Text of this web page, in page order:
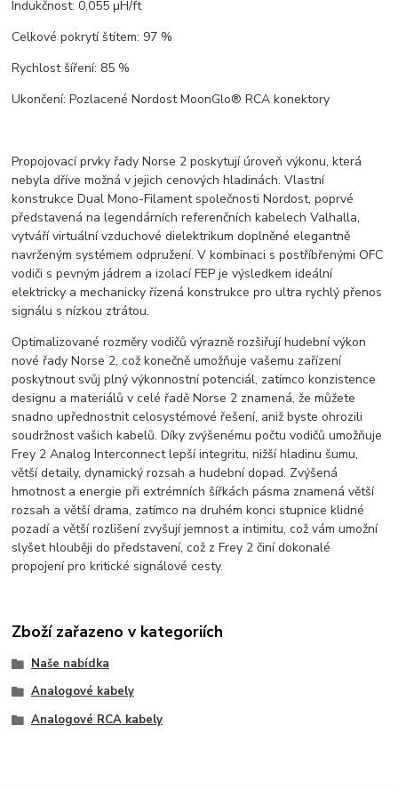
Indukčnost: 0,055 μH/ft
Celkové pokrytí štítem: 97 %
Rychlost šíření: 85 %
Ukončení: Pozlacené Nordost MoonGlo® RCA konektory
Propojovací prvky řady Norse 2 poskytují úroveň výkonu, která
nebyla dříve možná v jejich cenových hladinách. Vlastní
konstrukce Dual Mono-Filament společnosti Nordost, poprvé
představená na legendárních referenčních kabelech Valhalla,
vytváří virtuální vzduchové dielektrikum doplněné elegantně
navrženým systémem odpružení. V kombinaci s postříbřenými OFC
vodiči s pevným jádrem a izolací FEP je výsledkem ideální
elektricky a mechanicky řízená konstrukce pro ultra rychlý přenos
signálu s nízkou ztrátou.
Optimalizované rozměry vodičů výrazně rozšiřují hudební výkon
nové řady Norse 2, což konečně umožňuje vašemu zařízení
poskytnout svůj plný výkonnostní potenciál, zatímco konzistence
designu a materiálů v celé řadě Norse 2 znamená, že můžete
snadno upřednostnit celosystémové řešení, aniž byste ohrozili
soudržnost vašich kabelů. Díky zvýšenému počtu vodičů umožňuje
Frey 2 Analog Interconnect lepší integritu, nižší hladinu šumu,
větší detaily, dynamický rozsah a hudební dopad. Zvýšená
hmotnost a energie při extrémních šířkách pásma znamená větší
rozsah a větší drama, zatímco na druhém konci stupnice klidné
pozadí a větší rozlišení zvyšují jemnost a intimitu, což vám umožní
slyšet hlouběji do představení, což z Frey 2 činí dokonalé
propojení pro kritické signálové cesty.
Zboží zařazeno v kategoriích
Naše nabídka
Analogové kabely
Analogové RCA kabely